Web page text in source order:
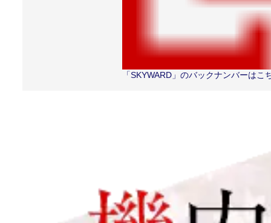
「SKYWARD」のバックナンバーは